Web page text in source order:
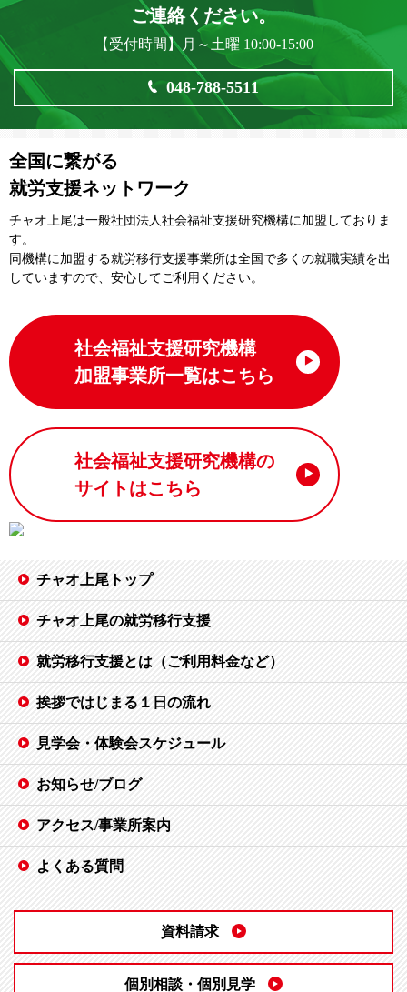
ご連絡ください。
【受付時間】月～土曜 10:00-15:00
048-788-5511
全国に繋がる
就労支援ネットワーク
チャオ上尾は一般社団法⼈社会福祉⽀援研究機構に加盟しておりま
す。
同機構に加盟する就労移⾏⽀援事業所は全国で多くの就職実績を出
していますので、安⼼してご利⽤ください。
社会福祉支援研究機構
加盟事業所一覧はこちら
社会福祉支援研究機構の
サイトはこちら
チャオ上尾トップ
チャオ上尾の就労移行支援
就労移行支援とは（ご利用料金など）
挨拶ではじまる１日の流れ
見学会・体験会スケジュール
お知らせ/ブログ
アクセス/事業所案内
よくある質問
資料請求
個別相談・個別見学